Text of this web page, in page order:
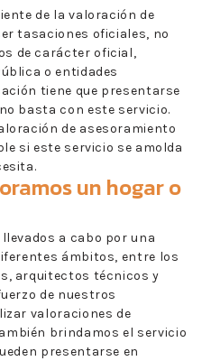
de la valoración de
tasaciones oficiales, no
de carácter oficial,
o entidades
tiene que presentarse
basta con este servicio.
de asesoramiento
si este servicio se amolda
un hogar o
a cabo por una
ámbitos, entre los
arquitectos técnicos y
de nuestros
valoraciones de
brindamos el servicio
presentarse en